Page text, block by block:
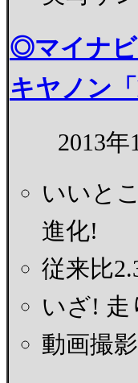
◎マイナ
キヤノン
2013年
いいと
進化!
従来比
いざ! 走
動画撮